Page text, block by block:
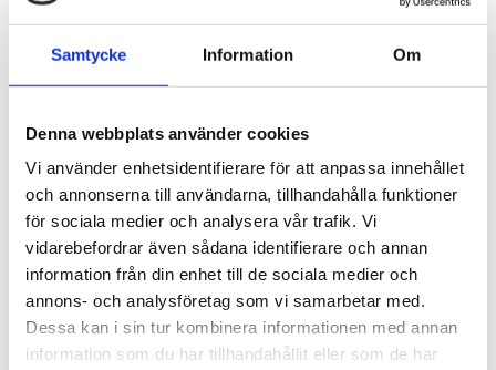
Samtycke Information Om
Denna webbplats använder cookies
Vi använder enhetsidentifierare för att anpassa innehållet
och annonserna till användarna, tillhandahålla funktioner
för sociala medier och analysera vår trafik. Vi
vidarebefordrar även sådana identifierare och annan
information från din enhet till de sociala medier och
annons- och analysföretag som vi samarbetar med.
Dessa kan i sin tur kombinera informationen med annan
information som du har tillhandahållit eller som de har
1 JUNI 2026
Nya rekommendationer om föräldrars
skärmvanor
Folkhälsomyndigheten presenterade den 1 juni
2026 nya rek...
LÄS MER